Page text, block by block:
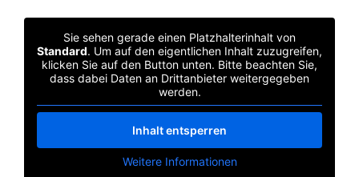
Sie sehen gerade einen Platzhalterinhalt von
Standard. Um auf den eigentlichen Inhalt zuzugreifen,
klicken Sie auf den Button unten. Bitte beachten Sie,
dass dabei Daten an Drittanbieter weitergegeben
werden.
Inhalt entsperren
Weitere Informationen